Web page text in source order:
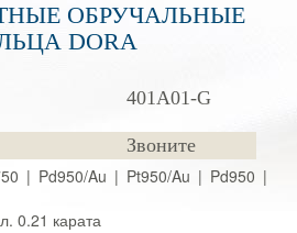
ОБРУЧАЛЬНЫЕ
DORA
401A01-G
Звоните
| Pd950/Au | Pt950/Au | Pd950 |
0.21 карата